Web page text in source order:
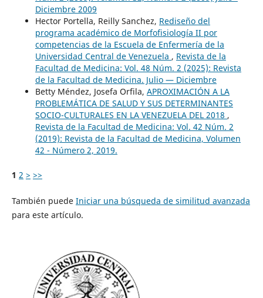
Diciembre 2009
Hector Portella, Reilly Sanchez, Rediseño del
programa académico de Morfofisiología II por
competencias de la Escuela de Enfermería de la
Universidad Central de Venezuela , Revista de la
Facultad de Medicina: Vol. 48 Núm. 2 (2025): Revista
de la Facultad de Medicina. Julio — Diciembre
Betty Méndez, Josefa Orfila, APROXIMACIÓN A LA
PROBLEMÁTICA DE SALUD Y SUS DETERMINANTES
SOCIO-CULTURALES EN LA VENEZUELA DEL 2018 ,
Revista de la Facultad de Medicina: Vol. 42 Núm. 2
(2019): Revista de la Facultad de Medicina, Volumen
42 - Número 2, 2019.
1 2 > >>
También puede Iniciar una búsqueda de similitud avanzada
para este artículo.